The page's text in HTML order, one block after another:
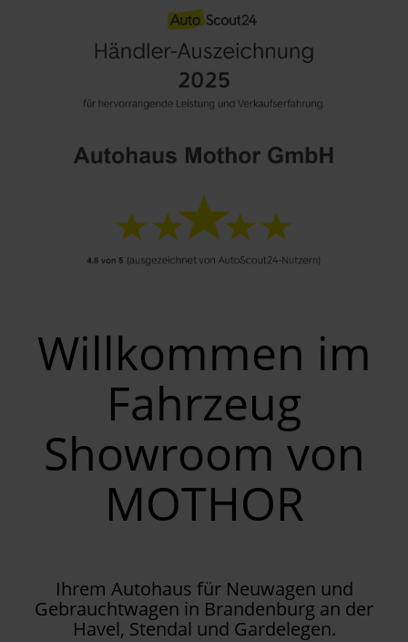
Willkommen im
Fahrzeug
Showroom von
MOTHOR
Ihrem Autohaus für Neuwagen und
Gebrauchtwagen in Brandenburg an der
Havel, Stendal und Gardelegen.